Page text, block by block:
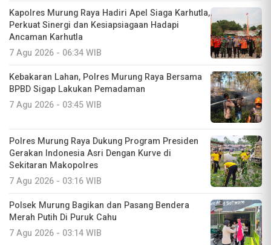
Kapolres Murung Raya Hadiri Apel Siaga Karhutla,
Perkuat Sinergi dan Kesiapsiagaan Hadapi
Ancaman Karhutla
7 Agu 2026 - 06:34 WIB
Kebakaran Lahan, Polres Murung Raya Bersama
BPBD Sigap Lakukan Pemadaman
7 Agu 2026 - 03:45 WIB
Polres Murung Raya Dukung Program Presiden
Gerakan Indonesia Asri Dengan Kurve di
Sekitaran Makopolres
7 Agu 2026 - 03:16 WIB
Polsek Murung Bagikan dan Pasang Bendera
Merah Putih Di Puruk Cahu
7 Agu 2026 - 03:14 WIB